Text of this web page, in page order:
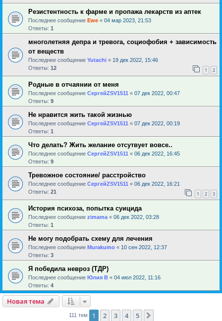
Резистентность к фарме и пропажа лекарств из аптек
Последнее сообщение Ewe « 04 мар 2023, 21:53
Ответы: 1
многолетняя депра и тревога, социофобия + зависимость
от веществ
Последнее сообщение Yutachi « 19 дек 2022, 15:46
Ответы: 12 1 2
Родные в отчаянии от меня
Последнее сообщение СергейZSV1511 « 07 дек 2022, 00:47
Ответы: 9
Не нравится жить такой жизнью
Последнее сообщение СергейZSV1511 « 07 дек 2022, 00:19
Ответы: 1
Что делать? Жить желание отсутвует вовсе..
Последнее сообщение СергейZSV1511 « 06 дек 2022, 16:45
Ответы: 9
Тревожное состояние/ расстройство
Последнее сообщение СергейZSV1511 « 06 дек 2022, 16:21
Ответы: 21 1 2 3
История психоза, попытка суицида
Последнее сообщение zimama « 06 дек 2022, 03:28
Ответы: 1
Не могу подобрать схему для лечения
Последнее сообщение Murakumo « 10 сен 2022, 12:37
Ответы: 3
Я победила невроз (ТДР)
Последнее сообщение Юлия В « 04 июл 2022, 11:16
Ответы: 4
Новая тема
111 тем 1 2 3 4 5